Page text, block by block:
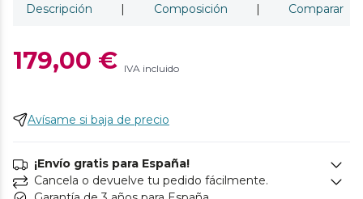
Descripción | Composición | Comparar
179,00 € IVA incluido
Avísame si baja de precio
¡Envío gratis para España!
Cancela o devuelve tu pedido fácilmente.